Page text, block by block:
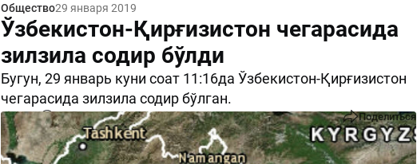
Общество29 января 2019
Ўзбекистон-Қирғизистон чегарасида
зилзила содир бўлди
Бугун, 29 январь куни соат 11:16да Ўзбекистон-Қирғизистон
чегарасида зилзила содир бўлган.
3841 0 Поделиться